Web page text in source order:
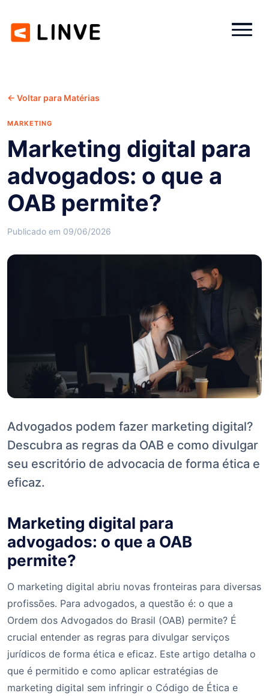
← Voltar para Matérias
MARKETING
Marketing digital para
advogados: o que a
OAB permite?
Publicado em 09/06/2026
Advogados podem fazer marketing digital?
Descubra as regras da OAB e como divulgar
seu escritório de advocacia de forma ética e
eficaz.
Marketing digital para
advogados: o que a OAB
permite?
O marketing digital abriu novas fronteiras para diversas
profissões. Para advogados, a questão é: o que a
Ordem dos Advogados do Brasil (OAB) permite? É
crucial entender as regras para divulgar serviços
jurídicos de forma ética e eficaz. Este artigo detalha o
que é permitido e como aplicar estratégias de
marketing digital sem infringir o Código de Ética e